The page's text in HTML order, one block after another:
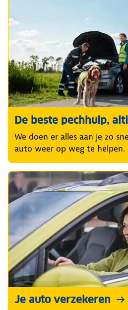
De beste pechhulp,
We doen er alles aan je zo
auto weer op weg te helpen.
Je auto verzekeren